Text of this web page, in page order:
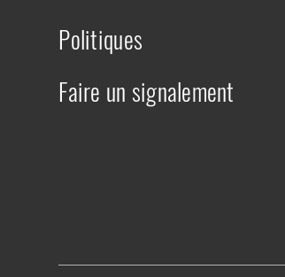
Politiques
Faire un signalement